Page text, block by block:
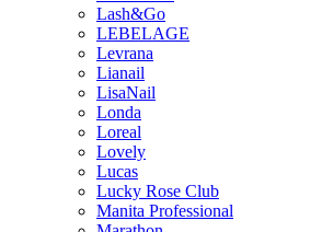
Lash&Go
LEBELAGE
Levrana
Lianail
LisaNail
Londa
Loreal
Lovely
Lucas
Lucky Rose Club
Manita Professional